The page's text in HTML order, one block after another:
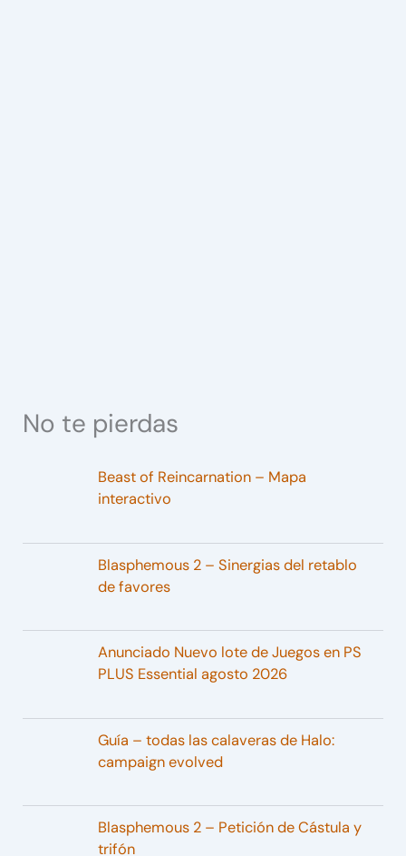
No te pierdas
Beast of Reincarnation – Mapa
interactivo
Blasphemous 2 – Sinergias del retablo
de favores
Anunciado Nuevo lote de Juegos en PS
PLUS Essential agosto 2026
Guía – todas las calaveras de Halo:
campaign evolved
Blasphemous 2 – Petición de Cástula y
trifón